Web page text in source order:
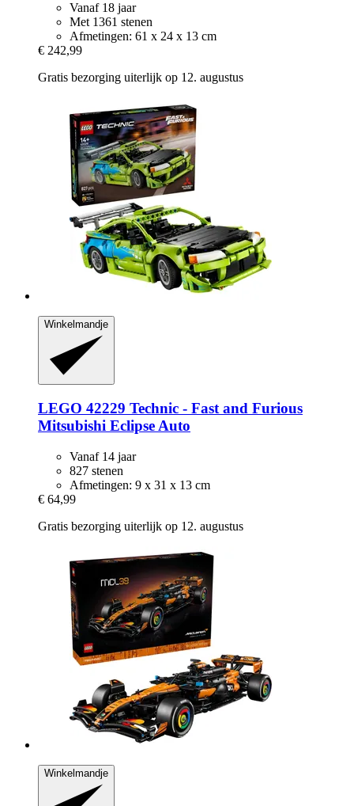
Vanaf 18 jaar
Met 1361 stenen
Afmetingen: 61 x 24 x 13 cm
€ 242,99
Gratis bezorging uiterlijk op 12. augustus
Winkelmandje
LEGO 42229 Technic -​ Fast and Furious
Mitsubishi Eclipse Auto
Vanaf 14 jaar
827 stenen
Afmetingen: 9 x 31 x 13 cm
€ 64,99
Gratis bezorging uiterlijk op 12. augustus
Winkelmandje